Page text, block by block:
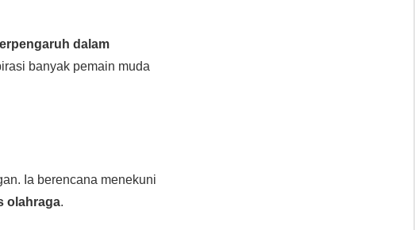
dalam
banyak pemain muda
Ia berencana menekuni
olahraga.